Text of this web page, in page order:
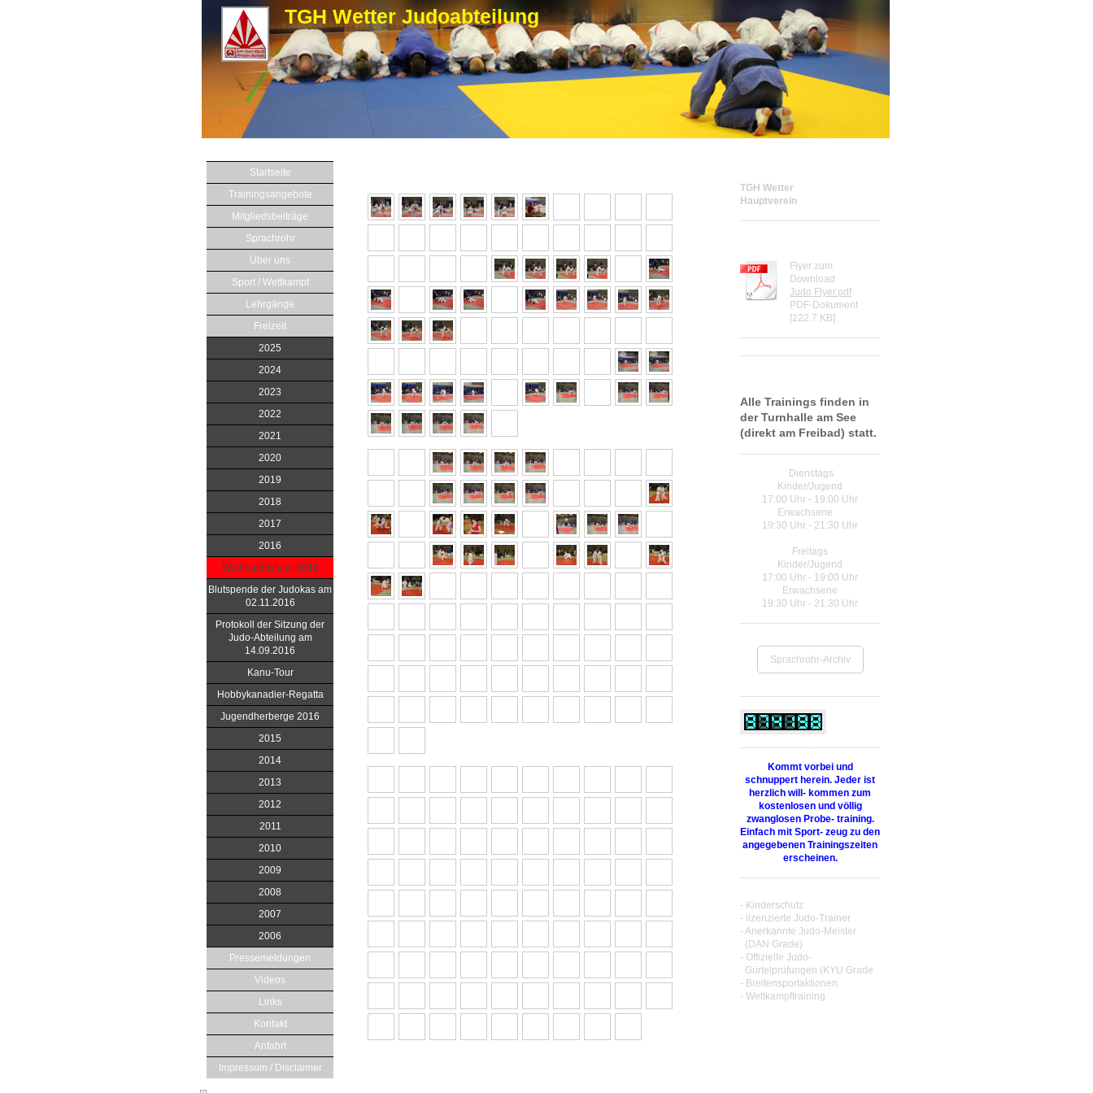
TGH Wetter Judoabteilung
Startseite
Trainingsangebote
Mitgliedsbeiträge
Sprachrohr
Über uns
Sport / Wettkampf
Lehrgänge
Freizeit
2025
2024
2023
2022
2021
2020
2019
2018
2017
2016
Weihnachtsfeier 2016
Blutspende der Judokas am
02.11.2016
Protokoll der Sitzung der
Judo-Abteilung am
14.09.2016
Kanu-Tour
Hobbykanadier-Regatta
Jugendherberge 2016
2015
2014
2013
2012
2011
2010
2009
2008
2007
2006
Pressemeldungen
Videos
Links
Kontakt
Anfahrt
Impressum / Disclaimer
TGH Wetter
Hauptverein
Flyer zum
Download
Judo Flyer.pdf
PDF-Dokument
[222.7 KB]
Alle Trainings finden in
der Turnhalle am See
(direkt am Freibad) statt.
Dienstags
Kinder/Jugend
17:00 Uhr - 19:00 Uhr
Erwachsene
19:30 Uhr - 21:30 Uhr
Freitags
Kinder/Jugend
17:00 Uhr - 19:00 Uhr
Erwachsene
19:30 Uhr - 21:30 Uhr
Sprachrohr-Archiv
Kommt vorbei und
schnuppert herein. Jeder ist
herzlich will- kommen zum
kostenlosen und völlig
zwanglosen Probe- training.
Einfach mit Sport- zeug zu den
angegebenen Trainingszeiten
erscheinen.
- Kinderschutz
- lizenzierte Judo-Trainer
- Anerkannte Judo-Meister
(DAN Grade)
- Offizielle Judo-
Gürtelprüfungen (KYU Grade
- Breitensportaktionen
- Wettkampftraining